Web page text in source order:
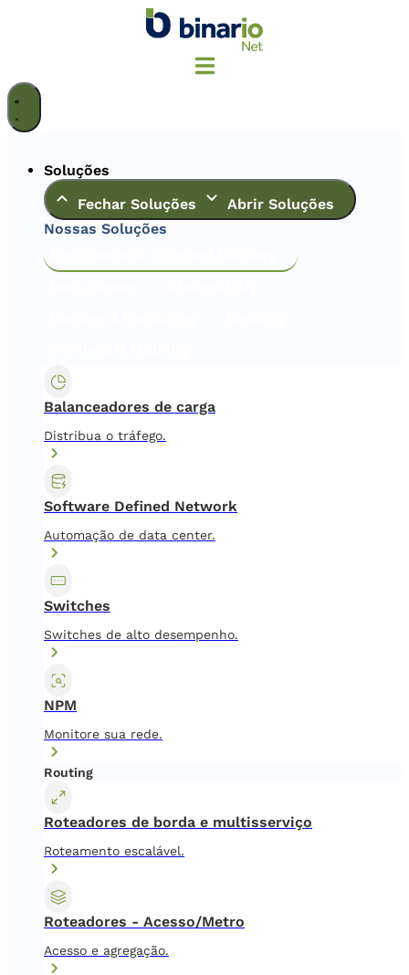
Soluções
Fechar Soluções
Abrir Soluções
Nossas Soluções
Balanceadores de carga
Distribua o tráfego.
Software Defined Network
Automação de data center.
Switches
Switches de alto desempenho.
NPM
Monitore sua rede.
Routing
Roteadores de borda e multisserviço
Roteamento escalável.
Roteadores - Acesso/Metro
Acesso e agregação.